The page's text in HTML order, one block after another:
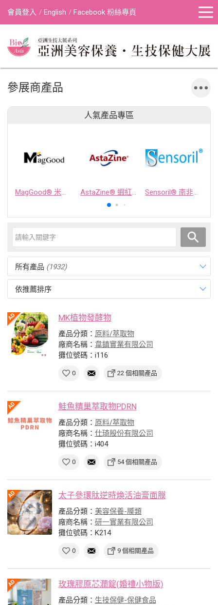
會員登入 English Facebook 粉絲專頁
參展商產品
人氣產品專區
MagGood® 米源鎂® 米糠濃縮物 AstaZine® 蝦紅素 Sensoril® 南非醉茄萃取物
所有產品 (1932)
依推薦排序
MK植物發酵物
產品分類： 原料/萃取物
廠商名稱： 韋鎮實業有限公司
攤位號碼：i116
0 22 個相關產品
鮭魚精巢萃取物PDRN
產品分類： 原料/萃取物
廠商名稱： 仕琦股份有限公司
攤位號碼：i404
0 54 個相關產品
太子參環肽逆時煥活油膏面膜
產品分類： 美容保養-膜類
廠商名稱： 研一實業有限公司
攤位號碼：K214
0 9 個相關產品
玫瑰膠原芯潤錠(婚禮小物版)
產品分類： 生技保健-保健食品